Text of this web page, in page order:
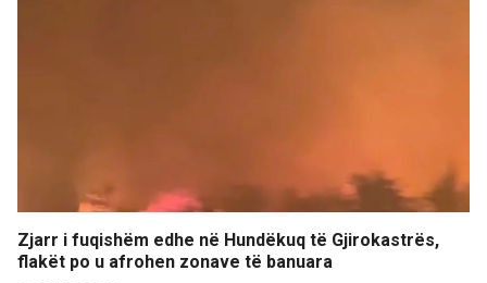
Zjarr i fuqishëm edhe në Hundëkuq të Gjirokastrës,
flakët po u afrohen zonave të banuara